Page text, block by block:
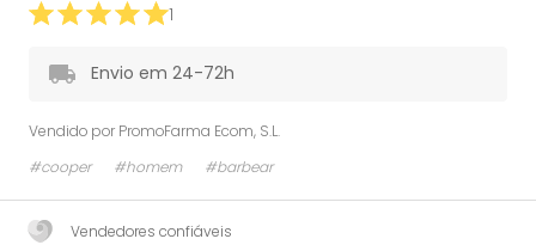
1
Envio em 24-72h
Vendido por PromoFarma Ecom, S.L.
#cooper
#homem #barbear
Vendedores confiáveis